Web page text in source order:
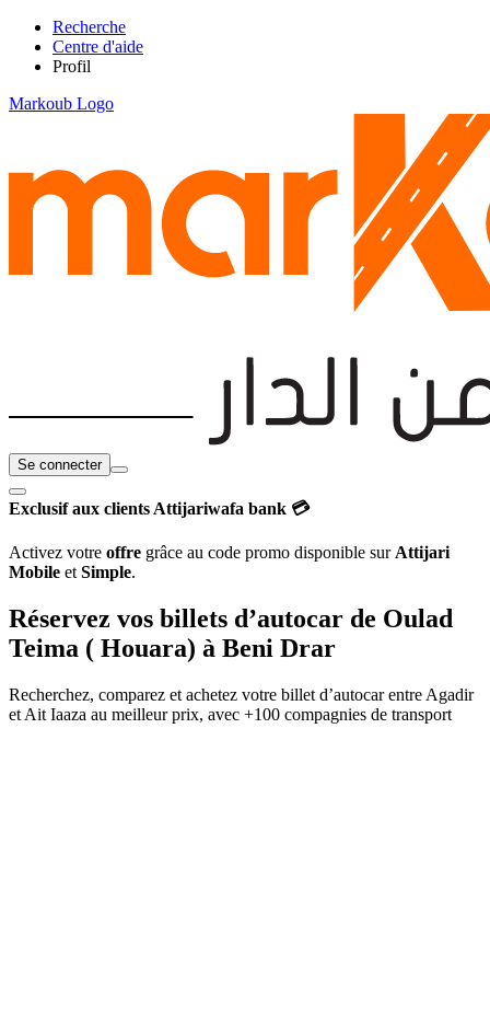
Recherche
Centre d'aide
Profil
Markoub Logo
Se connecter
Exclusif aux clients Attijariwafa bank 💳
Activez votre offre grâce au code promo disponible sur Attijari
Mobile et Simple.
Réservez vos billets d’autocar de Oulad
Teima ( Houara) à Beni Drar
Recherchez, comparez et achetez votre billet d’autocar entre Agadir
et Ait Iaaza au meilleur prix, avec +100 compagnies de transport